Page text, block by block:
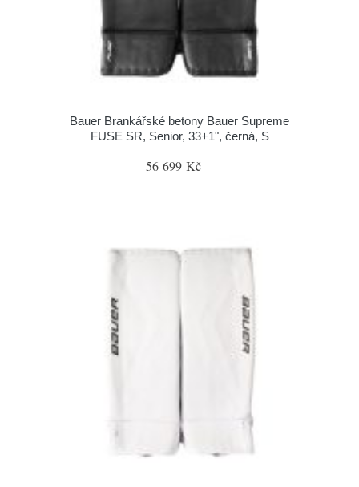
Bauer Brankářské betony Bauer Supreme
FUSE SR, Senior, 33+1", černá, S
56 699 Kč